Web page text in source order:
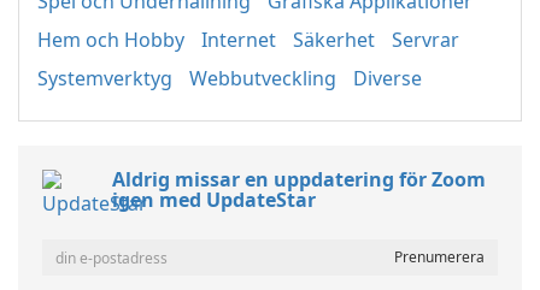
Hem och Hobby
Internet Säkerhet
Servrar
Systemverktyg
Webbutveckling Diverse
Aldrig missar en uppdatering för Zoom
igen med UpdateStar